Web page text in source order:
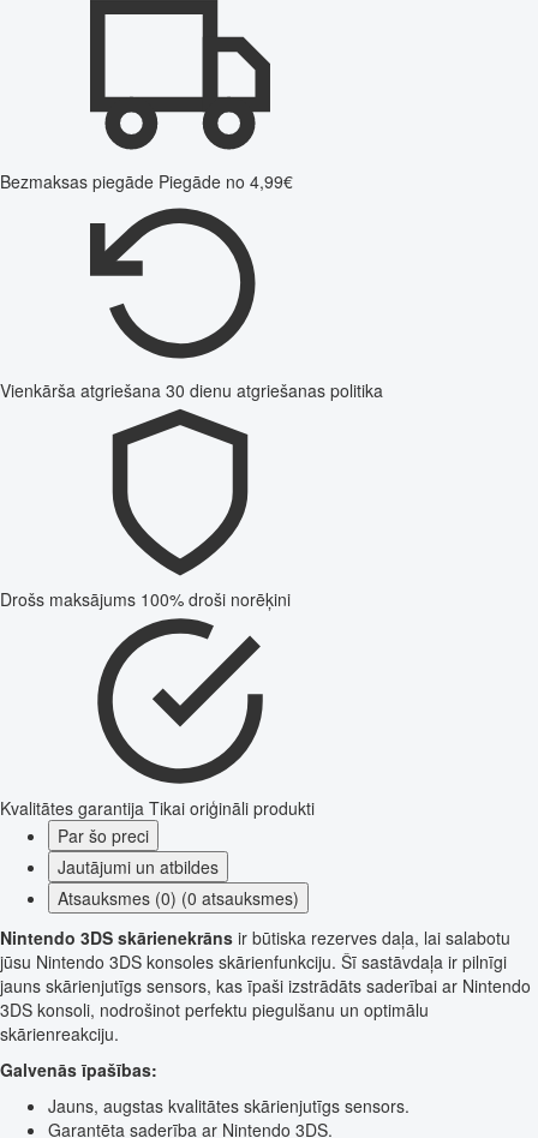
Bezmaksas piegāde Piegāde no 4,99€
Vienkārša atgriešana 30 dienu atgriešanas politika
Drošs maksājums 100% droši norēķini
Kvalitātes garantija Tikai oriģināli produkti
Par šo preci
Jautājumi un atbildes
Atsauksmes (0) (0 atsauksmes)
Nintendo 3DS skārienekrāns ir būtiska rezerves daļa, lai salabotu
jūsu Nintendo 3DS konsoles skārienfunkciju. Šī sastāvdaļa ir pilnīgi
jauns skārienjutīgs sensors, kas īpaši izstrādāts saderībai ar Nintendo
3DS konsoli, nodrošinot perfektu piegulšanu un optimālu
skārienreakciju.
Galvenās īpašības:
Jauns, augstas kvalitātes skārienjutīgs sensors.
Garantēta saderība ar Nintendo 3DS.